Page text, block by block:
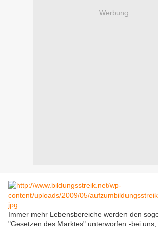
Werbung
Immer mehr Lebensbereiche werden den
"Gesetzen des Marktes" unterworfen -bei